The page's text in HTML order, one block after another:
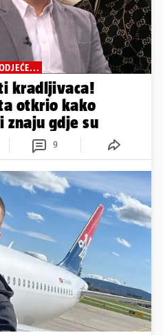
kradljivaca!
otkrio kako
znaju gdje su
9